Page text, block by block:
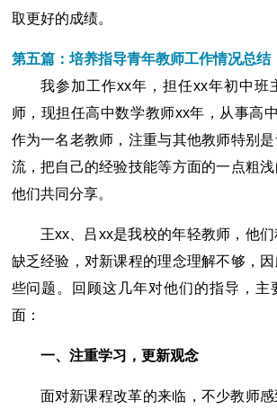
取更好的成绩。
第五篇：培养指导青年教师工作情况总结
我参加工作xx年，担任xx年初中班
师，现担任高中数学教师xx年，从事高
作为一名老教师，注重与其他教师特别
流，把自己的经验技能等方面的一点粗
他们共同分享。
王xx、吕xx是我校的年轻教师，他
缺乏经验，对新课程的理念理解不够，
些问题。回顾这几年对他们的指导，主
面：
一、注重学习，更新观念
面对新课程改革的来临，不少教师